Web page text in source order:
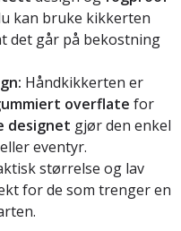
kan bruke kikkerten
det går på bekostning
Håndkikkerten er
overflate for
designet gjør den enkel
eventyr.
størrelse og lav
for de som trenger en